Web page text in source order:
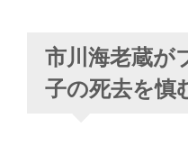
市川海老蔵が
子の死去を慎